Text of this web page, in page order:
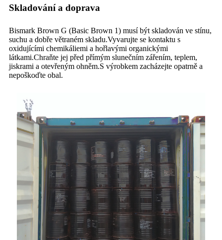
Skladování a doprava
Bismark Brown G (Basic Brown 1) musí být skladován ve stínu,
suchu a dobře větraném skladu.Vyvarujte se kontaktu s
oxidujícími chemikáliemi a hořlavými organickými
látkami.Chraňte jej před přímým slunečním zářením, teplem,
jiskrami a otevřeným ohněm.S výrobkem zacházejte opatrně a
nepoškoďte obal.